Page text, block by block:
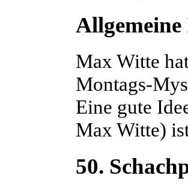
Max Witte
Montags-
Eine gute
Max Witte)
50.